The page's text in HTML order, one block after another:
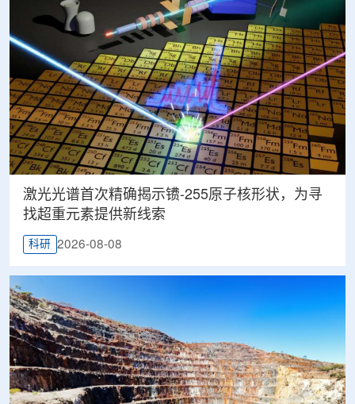
激光光谱首次精确揭示镄-255原子核形状，为寻
找超重元素提供新线索
科研 2026-08-08